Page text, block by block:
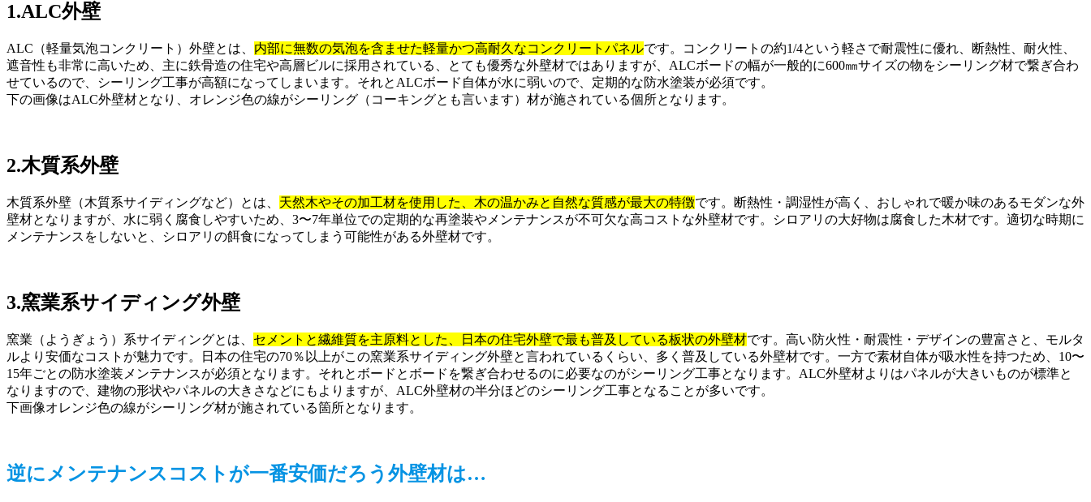
1.ALC外壁
ALC（軽量気泡コンクリート）外壁とは、 内部に無数の気泡を含ませた軽量かつ高耐久なコンクリートパネルです。コンクリートの約1/4という軽さで耐震性に優れ、断熱性、耐火性、
遮音性も非常に高いため、主に鉄骨造の住宅や高層ビルに採用されている、とても優秀な外壁材ではありますが、ALCボードの幅が一般的に600㎜サイズの物をシーリング材で繋ぎ合わ
せているので、シーリング工事が高額になってしまいます。それとALCボード自体が水に弱いので、定期的な防水塗装が必須です。
下の画像はALC外壁材となり、オレンジ色の線がシーリング（コーキングとも言います）材が施されている個所となります。
2.木質系外壁
木質系外壁（木質系サイディングなど）とは、 天然木やその加工材を使用した、木の温かみと自然な質感が最大の特徴です。断熱性・調湿性が高く、おしゃれで暖か味のあるモダンな外
壁材となりますが、水に弱く腐食しやすいため、3〜7年単位での定期的な再塗装やメンテナンスが不可欠な高コストな外壁材です。シロアリの大好物は腐食した木材です。適切な時期に
メンテナンスをしないと、シロアリの餌食になってしまう可能性がある外壁材です。
3.窯業系サイディング外壁
窯業（ようぎょう）系サイディングとは、 セメントと繊維質を主原料とした、日本の住宅外壁で最も普及している板状の外壁材です。高い防火性・耐震性・デザインの豊富さと、モルタ
ルより安価なコストが魅力です。日本の住宅の70％以上がこの窯業系サイディング外壁と言われているくらい、多く普及している外壁材です。一方で素材自体が吸水性を持つため、10〜
15年ごとの防水塗装メンテナンスが必須となります。それとボードとボードを繋ぎ合わせるのに必要なのがシーリング工事となります。ALC外壁材よりはパネルが大きいものが標準と
なりますので、建物の形状やパネルの大きさなどにもよりますが、ALC外壁材の半分ほどのシーリング工事となることが多いです。
下画像オレンジ色の線がシーリング材が施されている箇所となります。
逆にメンテナンスコストが一番安価だろう外壁材は…